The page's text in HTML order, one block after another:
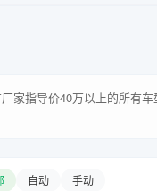
家指导价40万以上的所有
自动 手动